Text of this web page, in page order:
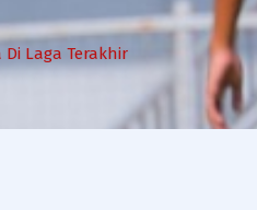
Laga Terakhir